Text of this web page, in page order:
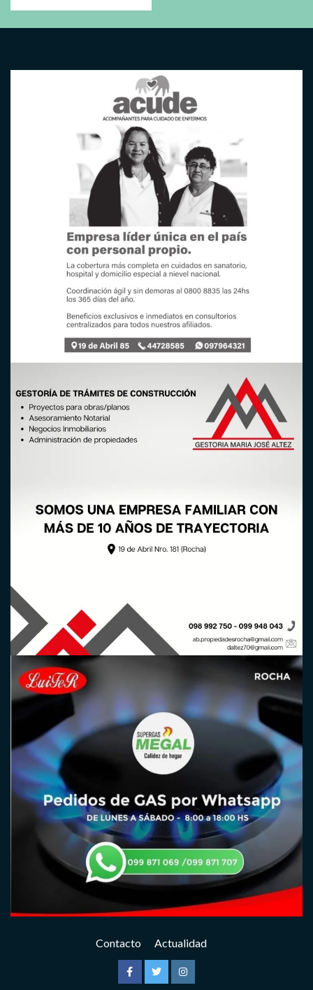
Contacto Actualidad
FacebookTwitterInstagram